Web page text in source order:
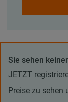
Sie sehen
JETZT
Preise zu sehen